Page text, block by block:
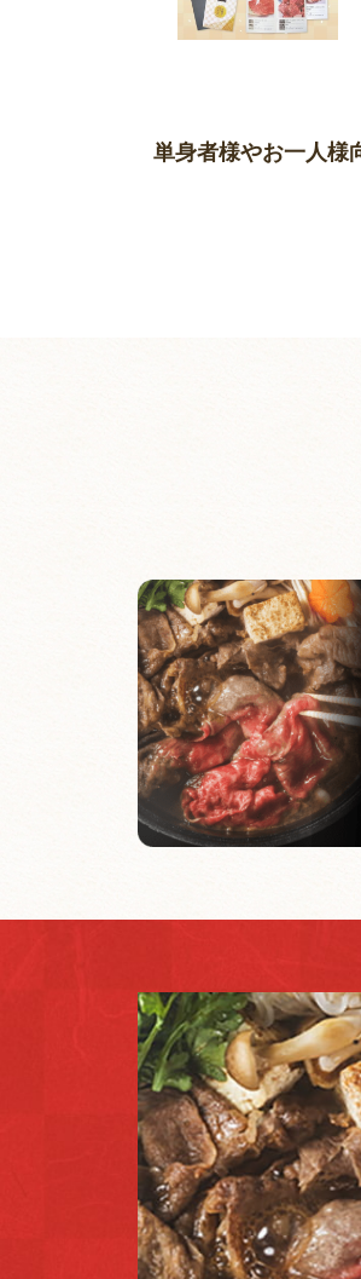
単身者様やお一人様